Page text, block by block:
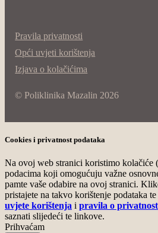
© Poliklinika Mazalin 2026
Pravila privatnosti
Opći uvjeti korištenja
Izjava o kolačićima
Cookies i privatnost podataka
Na ovoj web stranici koristimo kolačiće
podacima koji omogućuju važne
pamte vaše odabire na ovoj stranici.
pristajete na takvo korištenje podataka
uvjete korištenja i pravila o
saznati slijedeći te linkove.
Prihvaćam